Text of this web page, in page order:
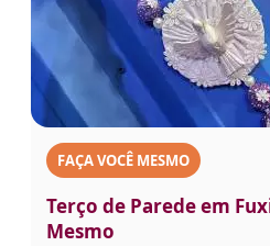
FAÇA VOCÊ MESMO
Terço de Parede em
Mesmo